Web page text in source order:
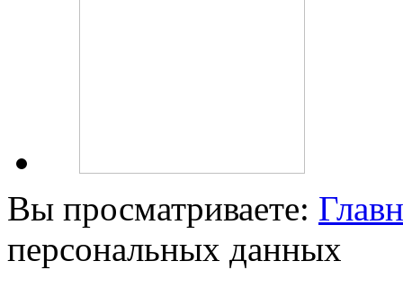
Вы просматриваете:
персональных данных